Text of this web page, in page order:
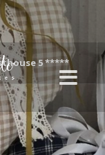
5 *****